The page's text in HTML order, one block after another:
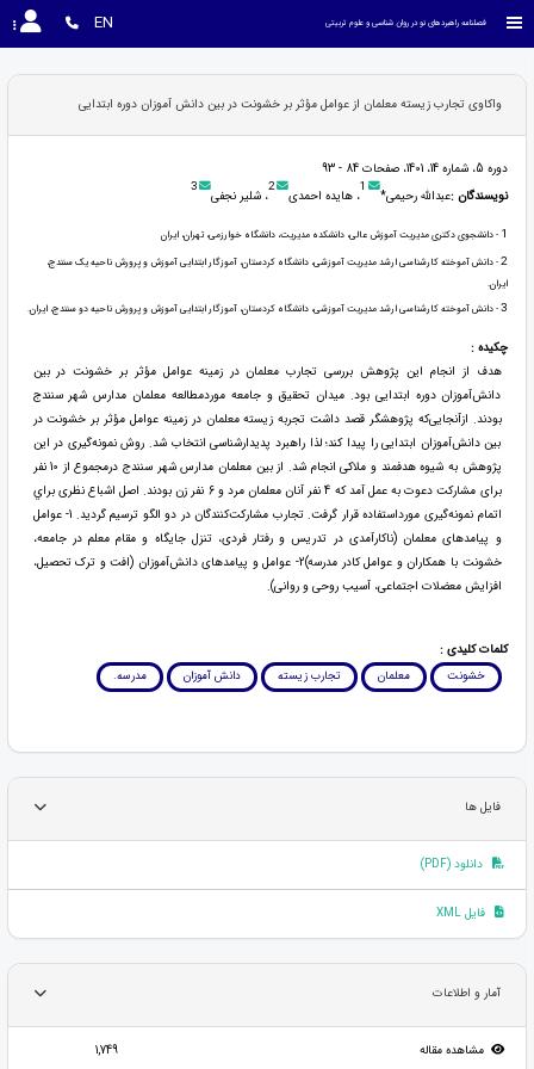
فصلنامه راهبردهای نو در روان شناسی و علوم تربیتی EN
واکاوی تجارب زیسته معلمان از عوامل مؤثر بر خشونت در بین دانش آموزان دوره ابتدایی
دوره 5، شماره 14، 1401، صفحات 84 - 93
نویسندگان :عبدالله رحیمی* 1، هایده احمدی 2، شلیر نجفی 3
1 - دانشجوی دکتری مدیریت آموزش عالی، دانشکده مدیریت، دانشگاه خوارزمی، تهران، ایران
2- دانش آموخته کارشناسی ارشد مدیریت آموزشی، دانشگاه کردستان، آموزگار ابتدایی آموزش و پرورش ناحیه یک سنندج،
ایران.
3- دانش آموخته کارشناسی ارشد مدیریت آموزشی، دانشگاه کردستان، آموزگار ابتدایی آموزش و پرورش ناحیه دو سنندج، ایران.
چکیده :
هدف از انجام این پژوهش بررسی تجارب معلمان در زمینه عوامل مؤثر بر خشونت در بین
دانش‌آموزان دوره ابتدایی بود. میدان تحقیق و جامعه موردمطالعه معلمان مدارس شهر سنندج
بودند. ازآنجایی‌که پژوهشگر قصد داشت تجربه زیسته معلمان در زمینه عوامل مؤثر بر خشونت در
بین دانش‌آموزان ابتدایی را پیدا کند؛ لذا راهبرد پدیدارشناسی انتخاب شد. روش نمونه‌گیری در این
پژوهش به شیوه هدفمند و ملاکی انجام شد. از بین معلمان مدارس شهر سنندج درمجموع از 10 نفر
برای مشارکت دعوت به عمل آمد که 4 نفر آنان معلمان مرد و 6 نفر زن بودند. اصل اشباع نظری براي
اتمام نمونه‌گیری مورداستفاده قرار گرفت. تجارب مشارکت‌کنندگان در دو الگو ترسیم گردید. 1- عوامل
و پیامدهای معلمان (ناکارآمدی در تدریس و رفتار فردی، تنزل جایگاه و مقام معلم در جامعه،
خشونت با همکاران و عوامل کادر مدرسه)2- عوامل و پیامدهای دانش‌آموزان (افت و ترک تحصیل،
افزایش معضلات اجتماعی، آسیب روحی و روانی).
کلمات کلیدی :
خشونت
معلمان تجارب زیسته دانش آموزان مدرسه.
فایل ها
دانلود (PDF)
فایل XML
آمار و اطلاعات
مشاهده مقاله 1,749